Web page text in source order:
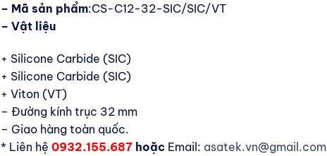
– Mã sản phẩm:CS-C12-32-SIC/SIC/VT
– Vật liệu
+ Silicone Carbide (SIC)
+ Silicone Carbide (SIC)
+ Viton (VT)
– Đường kính trục 32 mm
– Giao hàng toàn quốc.
* Liên hệ 0932.155.687 hoặc Email: asatek.vn@gmail.com